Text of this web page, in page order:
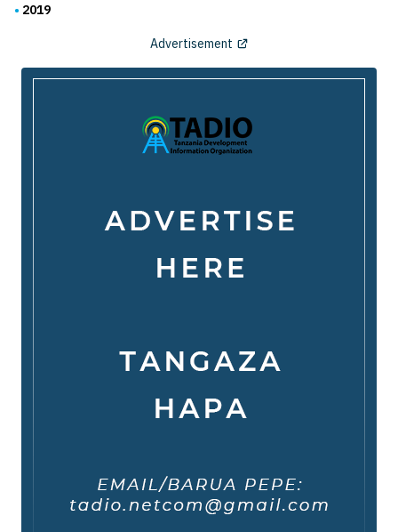
2019
Advertisement